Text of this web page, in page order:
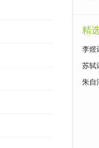
精
李煜
苏轼
朱自